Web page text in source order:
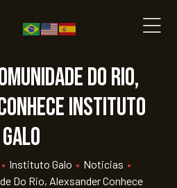
do Rio,
Instituto
Galo
• Instituto Galo • Noticias •
Do Rio, Alexsander Conhece